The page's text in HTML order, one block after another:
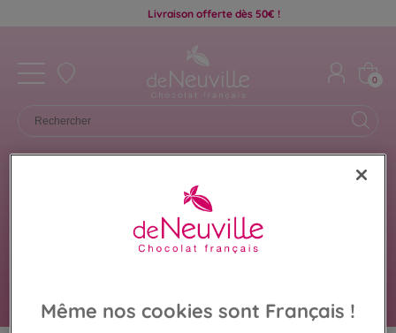
Livraison offerte dès 50€ !
0
PLAN CHOCOLAT
Même nos cookies sont Français !